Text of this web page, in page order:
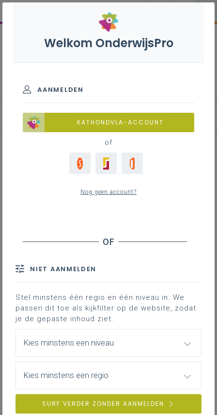
Leerplan
Download het leerplan
DOWNLOADS
WORD 791KB
VII-Mee januari 25.pdf
Welkom OnderwijsPro
AANMELDEN
KATHONDVLA-ACCOUNT
of
Nog geen account?
NIET AANMELDEN
Stel minstens één regio en één niveau in. We
passen dit toe als kijkfilter op de website, zodat
je de gepaste inhoud ziet.
Kies minstens een niveau
Kies minstens een regio
SURF VERDER ZONDER AANMELDEN